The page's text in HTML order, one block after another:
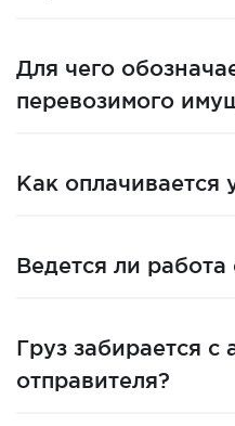
Для чего
перевозимого
Как оплачивается
Ведется ли
Груз забирается с
отправителя?